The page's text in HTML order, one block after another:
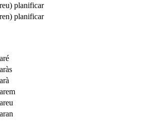
planificar
planificar